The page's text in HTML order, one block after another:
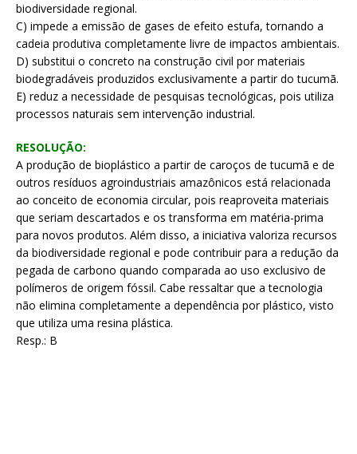
biodiversidade regional.
C) impede a emissão de gases de efeito estufa, tornando a
cadeia produtiva completamente livre de impactos ambientais.
D) substitui o concreto na construção civil por materiais
biodegradáveis produzidos exclusivamente a partir do tucumã.
E) reduz a necessidade de pesquisas tecnológicas, pois utiliza
processos naturais sem intervenção industrial.
RESOLUÇÃO:
A produção de bioplástico a partir de caroços de tucumã e de
outros resíduos agroindustriais amazônicos está relacionada
ao conceito de economia circular, pois reaproveita materiais
que seriam descartados e os transforma em matéria-prima
para novos produtos. Além disso, a iniciativa valoriza recursos
da biodiversidade regional e pode contribuir para a redução da
pegada de carbono quando comparada ao uso exclusivo de
polímeros de origem fóssil. Cabe ressaltar que a tecnologia
não elimina completamente a dependência por plástico, visto
que utiliza uma resina plástica.
Resp.: B